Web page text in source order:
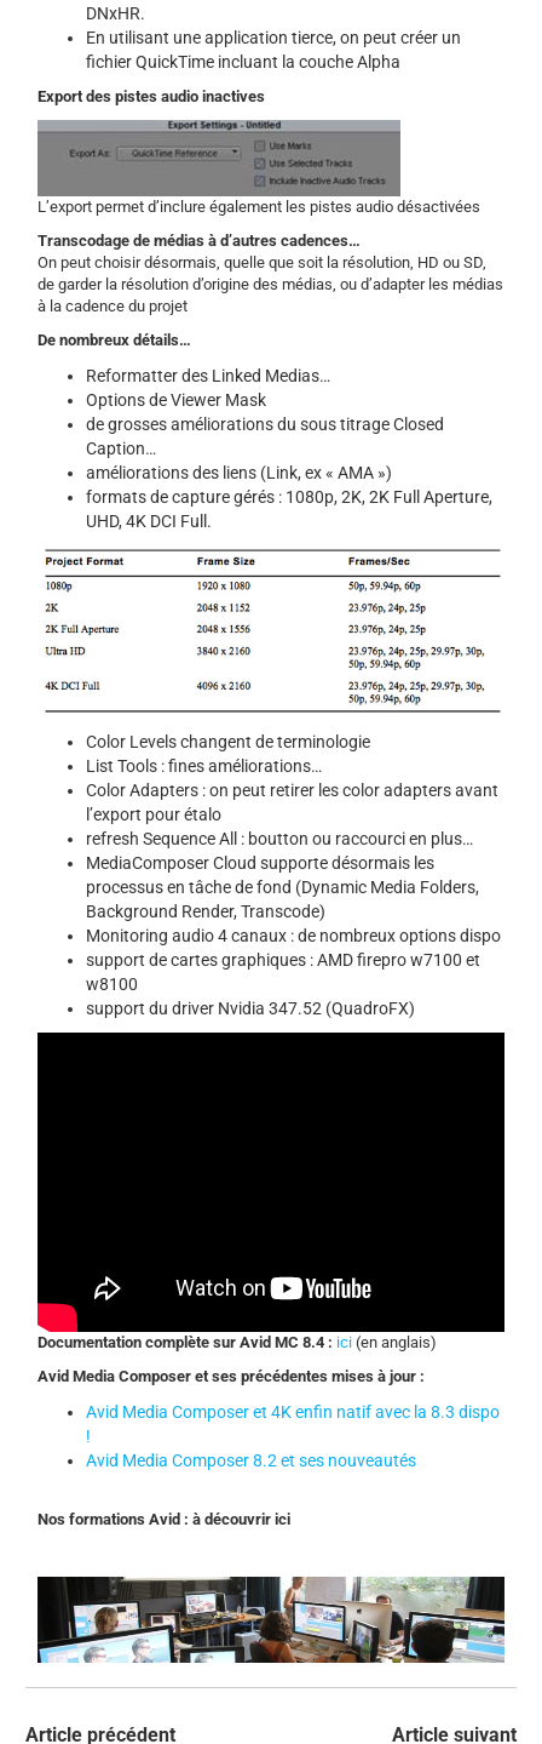
DNxHR.
En utilisant une application tierce, on peut créer un
fichier QuickTime incluant la couche Alpha
Export des pistes audio inactives
L’export permet d’inclure également les pistes audio désactivées
Transcodage de médias à d’autres cadences…
On peut choisir désormais, quelle que soit la résolution, HD ou SD,
de garder la résolution d’origine des médias, ou d’adapter les médias
à la cadence du projet
De nombreux détails…
Reformatter des Linked Medias…
Options de Viewer Mask
de grosses améliorations du sous titrage Closed
Caption…
améliorations des liens (Link, ex « AMA »)
formats de capture gérés : 1080p, 2K, 2K Full Aperture,
UHD, 4K DCI Full.
Color Levels changent de terminologie
List Tools : fines améliorations…
Color Adapters : on peut retirer les color adapters avant
l’export pour étalo
refresh Sequence All : boutton ou raccourci en plus…
MediaComposer Cloud supporte désormais les
processus en tâche de fond (Dynamic Media Folders,
Background Render, Transcode)
Monitoring audio 4 canaux : de nombreux options dispo
support de cartes graphiques : AMD firepro w7100 et
w8100
support du driver Nvidia 347.52 (QuadroFX)
Documentation complète sur Avid MC 8.4 : ici (en anglais)
Avid Media Composer et ses précédentes mises à jour :
Avid Media Composer et 4K enfin natif avec la 8.3 dispo
!
Avid Media Composer 8.2 et ses nouveautés
Nos formations Avid : à découvrir ici
Article précédent Article suivant